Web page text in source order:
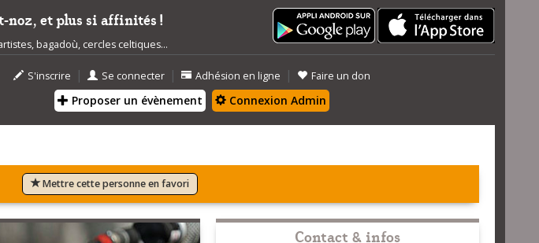
noz, et plus si affinités !
bagadoù, cercles celtiques...
S'inscrire | Se connecter | Adhésion en ligne | Faire un don
Proposer un évènement Connexion Admin
Mettre cette personne en favori
Contact & infos